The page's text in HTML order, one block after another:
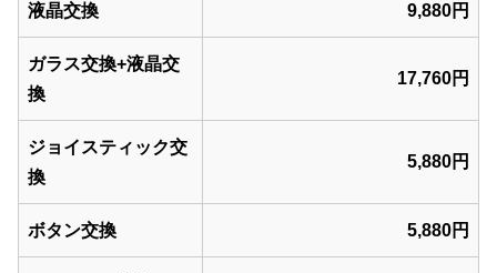
液晶交換 9,880円
ガラス交換+液晶交
換
17,760円
ジョイスティック交
換
5,880円
ボタン交換 5,880円